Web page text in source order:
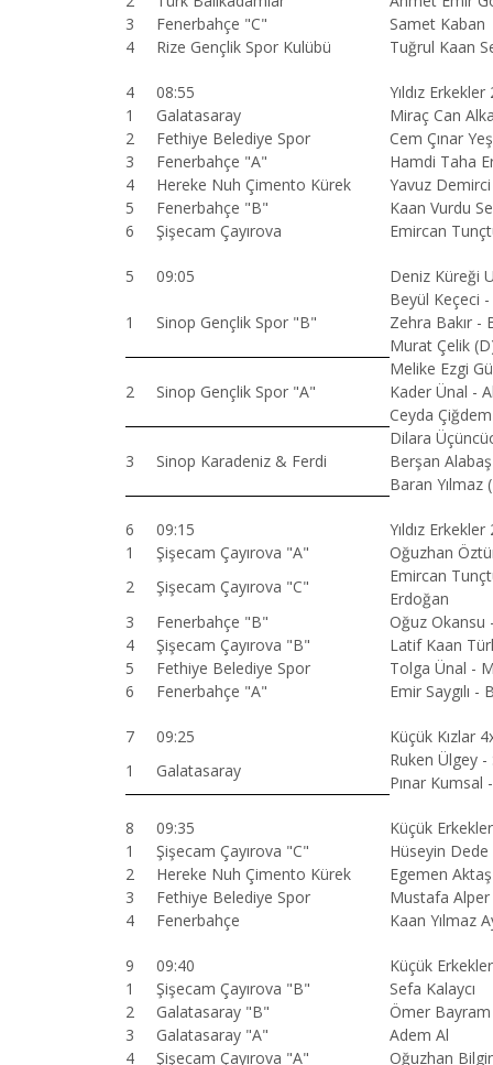
3
Fenerbahçe "C"
Samet Kaban
4
Rize Gençlik Spor Kulübü Tuğrul Kaan
4 08:55
Yıldız Erkekler
1
Galatasaray
Miraç Can
2
Fethiye Belediye Spor
Cem Çınar
3
Fenerbahçe "A"
Hamdi Taha
4
Hereke Nuh Çimento Kürek
Yavuz
5
Fenerbahçe "B"
Kaan Vurdu
6
Şişecam Çayırova Emircan
5 09:05 Deniz Küreği
1 Sinop Gençlik Spor "B"
Beyül Keçeci
Zehra Bakır -
Murat Çelik
2 Sinop Gençlik Spor "A"
Melike Ezgi
Kader Ünal -
Ceyda Çiğdem
3 Sinop Karadeniz & Ferdi
Dilara
Berşan
Baran Yılmaz
6 09:15
Yıldız Erkekler
1
Şişecam Çayırova "A"
Oğuzhan
2
Şişecam Çayırova "C"
Emircan
Erdoğan
3
Fenerbahçe "B"
Oğuz Okansu
4
Şişecam Çayırova "B"
Latif Kaan
5
Fethiye Belediye Spor
Tolga Ünal -
6
Fenerbahçe "A" Emir Saygılı -
7 09:25
Küçük Kızlar
1
Galatasaray
Ruken Ülgey
Pınar Kumsal
8 09:35
Küçük
1
Şişecam Çayırova "C"
Hüseyin Dede
2
Hereke Nuh Çimento Kürek
Egemen Aktaş
3
Fethiye Belediye Spor
Mustafa
4
Fenerbahçe Kaan Yılmaz
9 09:40
Küçük
1
Şişecam Çayırova "B"
Sefa Kalaycı
2
Galatasaray "B"
Ömer Bayram
3
Galatasaray "A"
Adem Al
4
Şişecam Çayırova "A" Oğuzhan